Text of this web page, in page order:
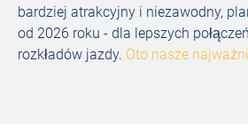
bardziej atrakcyjny i niezawodny,
od 2026 roku - dla lepszych
rozkładów jazdy. Oto nasze